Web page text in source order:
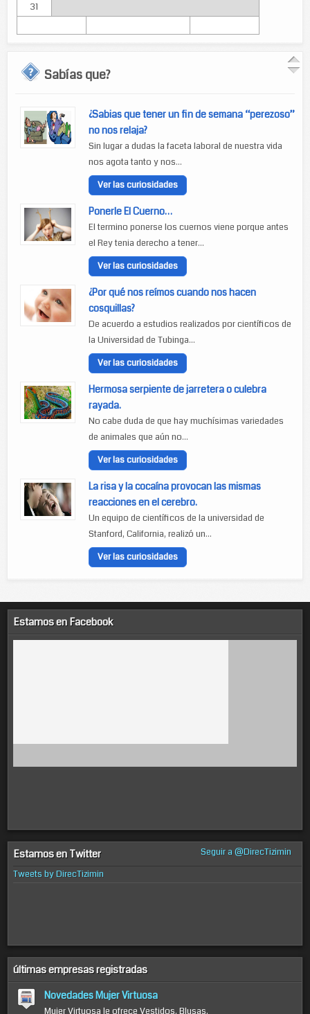
31
Sabías que?
¿Sabias que tener un fin de semana “perezoso”
no nos relaja?
Sin lugar a dudas la faceta laboral de nuestra vida
nos agota tanto y nos...
Ver las curiosidades
Ponerle El Cuerno…
El termino ponerse los cuernos viene porque antes
el Rey tenia derecho a tener...
Ver las curiosidades
¿Por qué nos reímos cuando nos hacen
cosquillas?
De acuerdo a estudios realizados por científicos de
la Universidad de Tubinga...
Ver las curiosidades
Hermosa serpiente de jarretera o culebra
rayada.
No cabe duda de que hay muchísimas variedades
de animales que aún no...
Ver las curiosidades
La risa y la cocaína provocan las mismas
reacciones en el cerebro.
Un equipo de científicos de la universidad de
Stanford, California, realizó un...
Ver las curiosidades
Estamos en Facebook
Estamos en Twitter
Seguir a @DirecTizimin
Tweets by DirecTizimin
últimas empresas registradas
Novedades Mujer Virtuosa
Mujer Virtuosa le ofrece Vestidos, Blusas,